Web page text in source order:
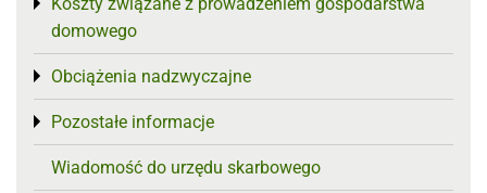
domowego
Toggle menu
Obciążenia nadzwyczajne
Toggle menu
Pozostałe informacje
Toggle menu
Wiadomość do urzędu skarbowego